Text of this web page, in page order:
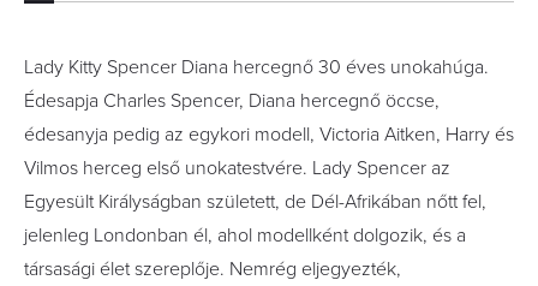
Lady Kitty Spencer Diana hercegnő 30 éves unokahúga.
Édesapja Charles Spencer, Diana hercegnő öccse,
édesanyja pedig az egykori modell, Victoria Aitken, Harry és
Vilmos herceg első unokatestvére. Lady Spencer az
Egyesült Királyságban született, de Dél-Afrikában nőtt fel,
jelenleg Londonban él, ahol modellként dolgozik, és a
társasági élet szereplője. Nemrég eljegyezték,